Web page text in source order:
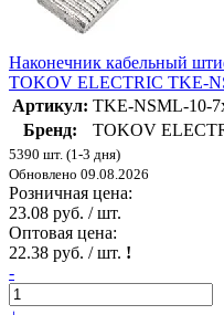
Наконечник кабельный
TOKOV ELECTRIC TKE-
Артикул: TKE-NSML-10-
Бренд:
TOKOV
5390 шт. (1-3 дня)
Обновлено 09.08.2026
Розничная цена:
23.08 руб. / шт.
Оптовая цена:
22.38 руб. / шт. !
-